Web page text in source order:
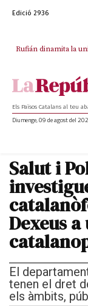
Edició 2936
Rufián dinamita la
Puigdemont
Els Països Catalans al teu
Diumenge, 09 de agost del
Salut i
Dexeus
El
tenen el dret
els àmbits,